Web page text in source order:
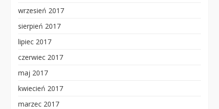
wrzesień 2017
sierpień 2017
lipiec 2017
czerwiec 2017
maj 2017
kwiecień 2017
marzec 2017